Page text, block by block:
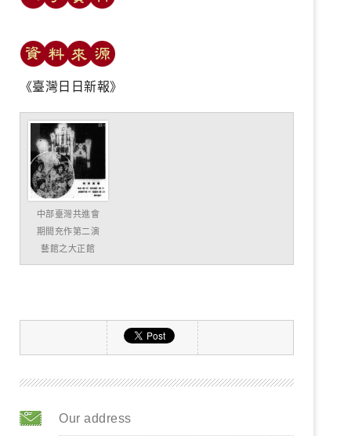
《臺灣日日新報》
中部臺灣共進會
期間充作第二演
藝館之大正館
Our address